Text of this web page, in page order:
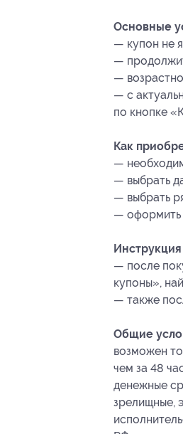
Основные
— купон не
—
—
— с
по кнопке
Как
—
— выбрать
— выбрать
— оформить
— после
купоны»,
— также
Общие
возможен
чем за 48
денежные
зрелищные,